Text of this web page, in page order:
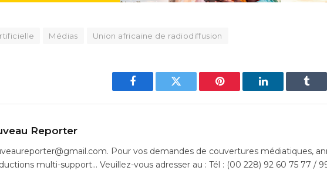
Médias Union africaine de radiodiffusion
Facebook Twitter Pinterest LinkedIn
Reporter
Pour vos demandes de couvertures médiatiques,
multi-support… Veuillez-vous adresser au : Tél : (00 228) 92 60 75 77 /